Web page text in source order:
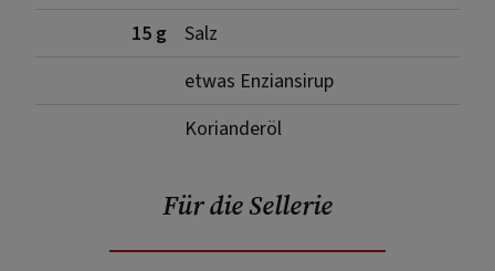
15 g
Salz
etwas Enziansirup
Korianderöl
Für die Sellerie